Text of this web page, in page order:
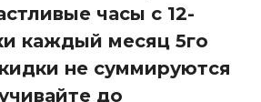
часы с 12-
каждый месяц 5го
не суммируются
до